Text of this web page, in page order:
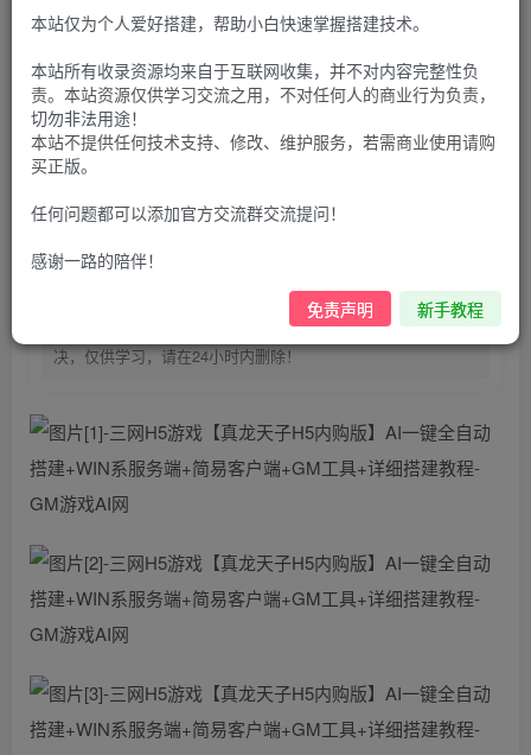
真龙天子
G币30 限时特惠
G币100
个人会员G币9.9 至尊会员 免费
购买前请先看完新手教程,未认真看完一切问题自行解决
点击查看
仅支持云服务器搭建，适用于小白快速搭建，只能确保安卓正
常进入游戏和后台使用，如有苹果请自测，游戏多少自带一些
bug，若后面因为bug或者其他原因导致游戏无法进入请自行解
决，仅供学习，请在24小时内删除！
本站仅为个人爱好搭建，帮助小白快速掌握搭建技术。
本站所有收录资源均来自于互联网收集，并不对内容完整性负
责。本站资源仅供学习交流之用，不对任何人的商业行为负责，
切勿非法用途！
本站不提供任何技术支持、修改、维护服务，若需商业使用请购
买正版。
任何问题都可以添加官方交流群交流提问！
感谢一路的陪伴！
免责声明 新手教程